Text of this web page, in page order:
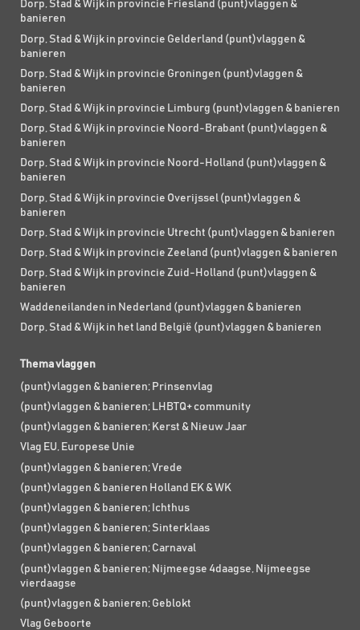
Dorp, Stad & Wijk in provincie Friesland (punt)vlaggen &
banieren
Dorp, Stad & Wijk in provincie Gelderland (punt)vlaggen &
banieren
Dorp, Stad & Wijk in provincie Groningen (punt)vlaggen &
banieren
Dorp, Stad & Wijk in provincie Limburg (punt)vlaggen & banieren
Dorp, Stad & Wijk in provincie Noord-Brabant (punt)vlaggen &
banieren
Dorp, Stad & Wijk in provincie Noord-Holland (punt)vlaggen &
banieren
Dorp, Stad & Wijk in provincie Overijssel (punt)vlaggen &
banieren
Dorp, Stad & Wijk in provincie Utrecht (punt)vlaggen & banieren
Dorp, Stad & Wijk in provincie Zeeland (punt)vlaggen & banieren
Dorp, Stad & Wijk in provincie Zuid-Holland (punt)vlaggen &
banieren
Waddeneilanden in Nederland (punt)vlaggen & banieren
Dorp, Stad & Wijk in het land België (punt)vlaggen & banieren
Thema vlaggen
(punt)vlaggen & banieren; Prinsenvlag
(punt)vlaggen & banieren; LHBTQ+ community
(punt)vlaggen & banieren; Kerst & Nieuw Jaar
Vlag EU, Europese Unie
(punt)vlaggen & banieren; Vrede
(punt)vlaggen & banieren Holland EK & WK
(punt)vlaggen & banieren; Ichthus
(punt)vlaggen & banieren; Sinterklaas
(punt)vlaggen & banieren; Carnaval
(punt)vlaggen & banieren; Nijmeegse 4daagse, Nijmeegse
vierdaagse
(punt)vlaggen & banieren; Geblokt
Vlag Geboorte